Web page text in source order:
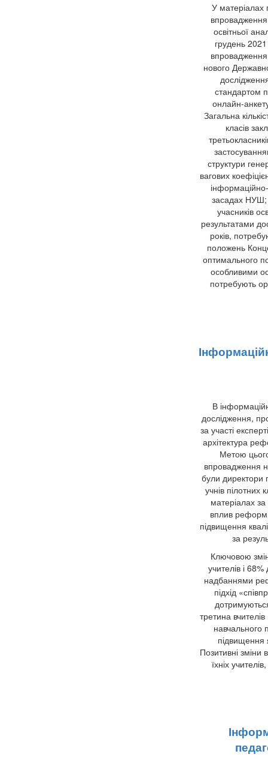
У матеріалах
освітньої
грудень
впровадження
нового
стандартом
онлайн-
Загальна
класів
структури
вагових
засадах НУШ;
учасників
результатами
років,
положень
оптимального
особливими
потребують
В
дослідження,
за участі
архітектура
Метою
впровадження
були директори
учнів пілотних
матеріалах
вплив
підвищення
за
Ключовою
учителів і
надбаннями
підхід
третина
навчального
підвищення
Позитивні
їхніх